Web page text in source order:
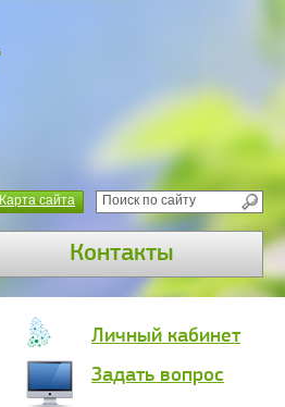
Карта сайта
Контакты
Личный кабинет
Задать вопрос